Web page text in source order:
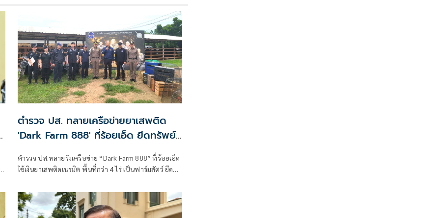
ตำรวจ ปส. ทลายเครือข่ายยาเสพติด
'Dark Farm 888' ที่ร้อยเอ็ด ยึดทรัพย์
ตำรวจ ปส.ทลายรังเครือข่าย “Dark Farm 888” ที่ร้อยเอ็ด
ใช้เงินยาเสพติดเนรมิต พื้นที่กว่า 4 ไร่ เป็นฟาร์มสัตว์ ยึด